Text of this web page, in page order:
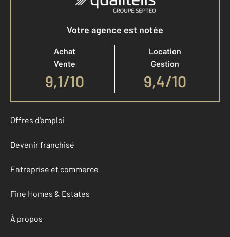
Votre agence est notée
Achat
Vente
9,1/10
Location
Gestion
9,4/10
Offres d'emploi
Devenir franchisé
Entreprise et commerce
Fine Homes & Estates
À propos